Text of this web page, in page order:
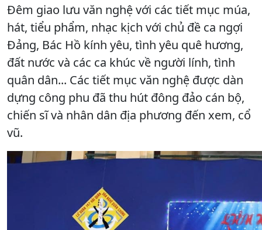
Đêm giao lưu văn nghệ với các tiết mục múa,
hát, tiểu phẩm, nhạc kịch với chủ đề ca ngợi
Đảng, Bác Hồ kính yêu, tình yêu quê hương,
đất nước và các ca khúc về người lính, tình
quân dân... Các tiết mục văn nghệ được dàn
dựng công phu đã thu hút đông đảo cán bộ,
chiến sĩ và nhân dân địa phương đến xem, cổ
vũ.